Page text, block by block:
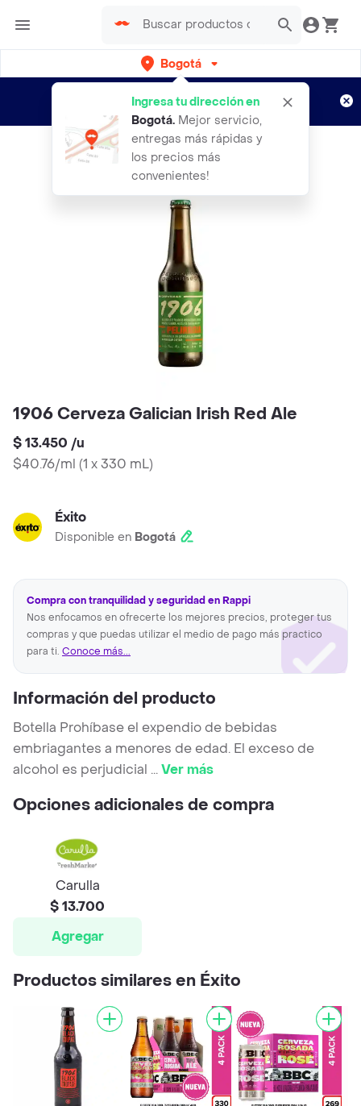
Bogotá
Ingresa tu dirección en
Bogotá. Mejor servicio,
entregas más rápidas y
los precios más
convenientes!
envíos gratis por semanas
Aplican TyC
1906 Cerveza Galician Irish Red Ale
$ 13.450 /u
$40.76/ml (1 x 330 mL)
Éxito
Disponible en Bogotá
Compra con tranquilidad y seguridad en Rappi
Nos enfocamos en ofrecerte los mejores precios, proteger tus
compras y que puedas utilizar el medio de pago más practico
para ti. Conoce más...
Información del producto
Botella Prohíbase el expendio de bebidas
embriagantes a menores de edad. El exceso de
alcohol es perjudicial ...Ver más
Opciones adicionales de compra
Carulla
$ 13.700
Agregar
Productos similares en Éxito